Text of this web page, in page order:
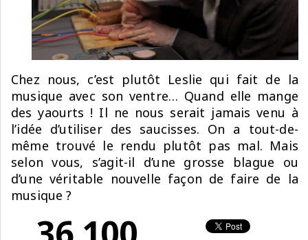
Chez nous, c’est plutôt Leslie qui fait de la
musique avec son ventre… Quand elle mange
des yaourts ! Il ne nous serait jamais venu à
l’idée d’utiliser des saucisses. On a tout-de-
même trouvé le rendu plutôt pas mal. Mais
selon vous, s’agit-il d’une grosse blague ou
d’une véritable nouvelle façon de faire de la
musique ?